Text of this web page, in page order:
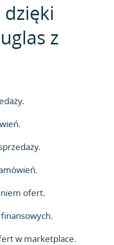
dzięki
z
ofert.
w marketplace.